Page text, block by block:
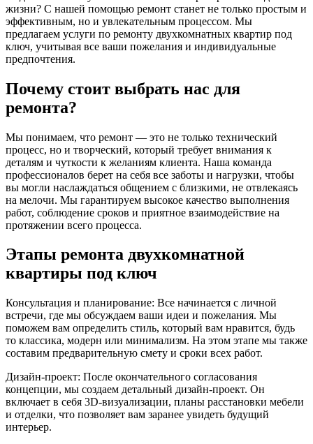
жизни? С нашей помощью ремонт станет не только простым и
эффективным, но и увлекательным процессом. Мы
предлагаем услуги по ремонту двухкомнатных квартир под
ключ, учитывая все ваши пожелания и индивидуальные
предпочтения.
Почему стоит выбрать нас для
ремонта?
Мы понимаем, что ремонт — это не только технический
процесс, но и творческий, который требует внимания к
деталям и чуткости к желаниям клиента. Наша команда
профессионалов берет на себя все заботы и нагрузки, чтобы
вы могли наслаждаться общением с близкими, не отвлекаясь
на мелочи. Мы гарантируем высокое качество выполнения
работ, соблюдение сроков и приятное взаимодействие на
протяжении всего процесса.
Этапы ремонта двухкомнатной
квартиры под ключ
Консультация и планирование: Все начинается с личной
встречи, где мы обсуждаем ваши идеи и пожелания. Мы
поможем вам определить стиль, который вам нравится, будь
то классика, модерн или минимализм. На этом этапе мы также
составим предварительную смету и сроки всех работ.
Дизайн-проект: После окончательного согласования
концепции, мы создаем детальный дизайн-проект. Он
включает в себя 3D-визуализации, планы расстановки мебели
и отделки, что позволяет вам заранее увидеть будущий
интерьер.